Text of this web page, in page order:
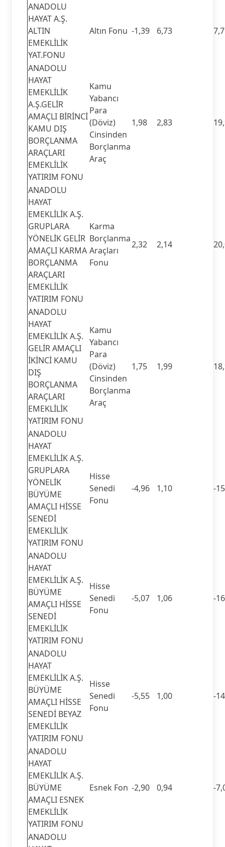
ANADOLU
HAYAT A.Ş.
ALTIN
EMEKLİLİK
YAT.FONU
Altın Fonu -1,39 6,73
ANADOLU
HAYAT
EMEKLİLİK
A.Ş.GELİR
AMAÇLI BİRİNCİ
KAMU DIŞ
BORÇLANMA
ARAÇLARI
EMEKLİLİK
YATIRIM FONU
Kamu
Yabancı
Para
(Döviz)
Cinsinden
Borçlanma
Araç
1,98 2,83
ANADOLU
HAYAT
EMEKLİLİK A.Ş.
GRUPLARA
YÖNELİK GELİR
AMAÇLI KARMA
BORÇLANMA
ARAÇLARI
EMEKLİLİK
YATIRIM FONU
Karma
Borçlanma
Araçları
Fonu
2,32 2,14
ANADOLU
HAYAT
EMEKLİLİK A.Ş.
GELİR AMAÇLI
İKİNCİ KAMU
DIŞ
BORÇLANMA
ARAÇLARI
EMEKLİLİK
YATIRIM FONU
Kamu
Yabancı
Para
(Döviz)
Cinsinden
Borçlanma
Araç
1,75 1,99
ANADOLU
HAYAT
EMEKLİLİK A.Ş.
GRUPLARA
YÖNELİK
BÜYÜME
AMAÇLI HİSSE
SENEDİ
EMEKLİLİK
YATIRIM FONU
Hisse
Senedi
Fonu
-4,96 1,10 -
ANADOLU
HAYAT
EMEKLİLİK A.Ş.
BÜYÜME
AMAÇLI HİSSE
SENEDİ
EMEKLİLİK
YATIRIM FONU
Hisse
Senedi
Fonu
-5,07 1,06 -
ANADOLU
HAYAT
EMEKLİLİK A.Ş.
BÜYÜME
AMAÇLI HİSSE
SENEDİ BEYAZ
EMEKLİLİK
YATIRIM FONU
Hisse
Senedi
Fonu
-5,55 1,00 -
ANADOLU
HAYAT
EMEKLİLİK A.Ş.
BÜYÜME
AMAÇLI ESNEK
EMEKLİLİK
YATIRIM FONU
Esnek Fon -2,90 0,94 -
ANADOLU